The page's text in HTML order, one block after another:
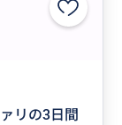
リの3日間